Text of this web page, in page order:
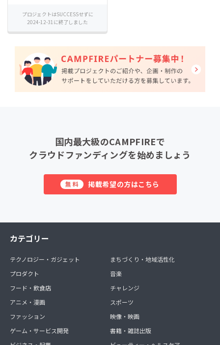
プロジェクトはSUCCESSせずに
2024-12-31に終了しました
国内最大級のCAMPFIREで
クラウドファンディングを始めましょう
無料 掲載希望の方はこちら
カテゴリー
テクノロジー・ガジェット
プロダクト
フード・飲食店
アニメ・漫画
ファッション
ゲーム・サービス開発
まちづくり・地域活性化
音楽
チャレンジ
スポーツ
映像・映画
書籍・雑誌出版